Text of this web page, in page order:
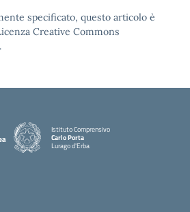
specificato, questo articolo è
Creative Commons
Istituto Comprensivo
Carlo Porta
Lurago d'Erba
— Visita la pagina iniziale della scuola